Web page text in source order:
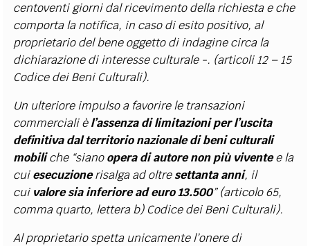
centoventi giorni dal ricevimento della richiesta e che
comporta la notifica, in caso di esito positivo, al
proprietario del bene oggetto di indagine circa la
dichiarazione di interesse culturale -. (articoli 12 – 15
Codice dei Beni Culturali).
Un ulteriore impulso a favorire le transazioni
commerciali èl’assenza di limitazioni per l’uscita
definitiva dal territorio nazionale di beni culturali
mobiliche “sianoopera di autore non più viventee la
cuiesecuzionerisalga ad oltresettanta anni, il
cui valore sia inferiore ad euro 13.500” (articolo 65,
comma quarto, lettera b) Codice dei Beni Culturali).
Al proprietario spetta unicamente l’onere di